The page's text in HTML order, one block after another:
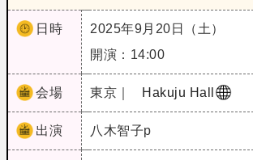
日時
2025年9月20日（土）
開演：14:00
会場 東京｜ Hakuju Hall
出演 八木智子p